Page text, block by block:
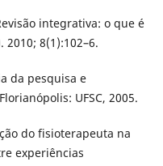
integrativa: o que é
2010; 8(1):102–6.
da pesquisa e
UFSC, 2005.
do fisioterapeuta na
experiências